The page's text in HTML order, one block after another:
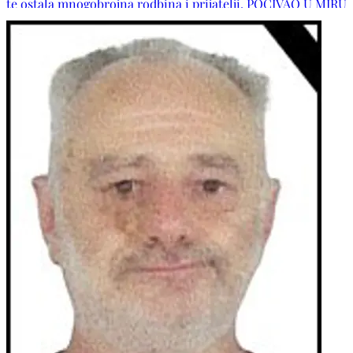
te ostala mnogobrojna rodbina i prijatelji. POČIVAO U MIRU
BOŽJEM!